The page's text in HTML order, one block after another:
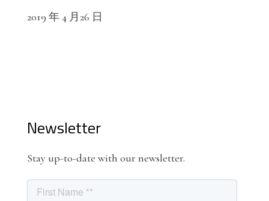
2019 年 4 月26 日
Newsletter
Stay up-to-date with our newsletter.